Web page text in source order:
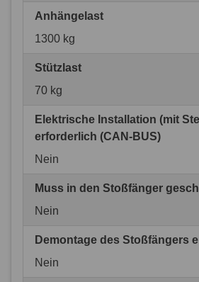
Anhängelast
1300 kg
Stützlast
70 kg
Elektrische Installation (mit
erforderlich (CAN-BUS)
Nein
Muss in den Stoßfänger
Nein
Demontage des Stoßfängers
Nein